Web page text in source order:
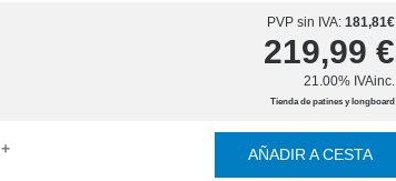
PVP sin IVA: 181,81€
219,99 €
21.00% IVAinc.
Tienda de patines y longboard
+ AÑADIR A CESTA